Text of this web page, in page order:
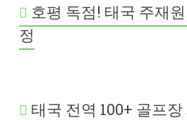
호평 독점! 태국 주재
정
태국 전역 100+ 골프